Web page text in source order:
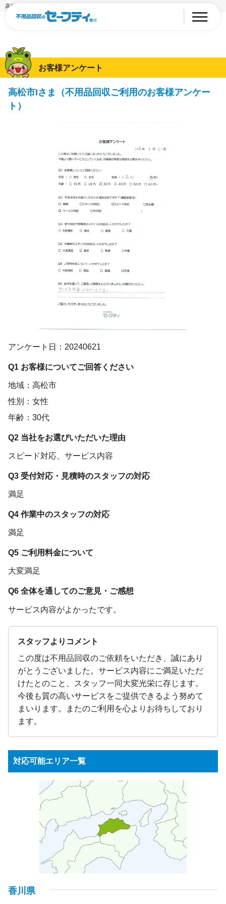
高松市Iさま（不用品回収ご利用のお客様アンケート）
お客様アンケート
高松市Iさま（不用品回収ご利用のお客様アンケー
ト）
アンケート日：20240621
Q1 お客様についてご回答ください
地域：高松市
性別：女性
年齢：30代
Q2 当社をお選びいただいた理由
スピード対応、サービス内容
Q3 受付対応・見積時のスタッフの対応
満足
Q4 作業中のスタッフの対応
満足
Q5 ご利用料金について
大変満足
Q6 全体を通してのご意見・ご感想
サービス内容がよかったです。
スタッフよりコメント
この度は不用品回収のご依頼をいただき、誠にあり
がとうございました。サービス内容にご満足いただ
けたとのこと、スタッフ一同大変光栄に存じます。
今後も質の高いサービスをご提供できるよう努めて
まいります。またのご利用を心よりお待ちしており
ます。
対応可能エリア一覧
香川県